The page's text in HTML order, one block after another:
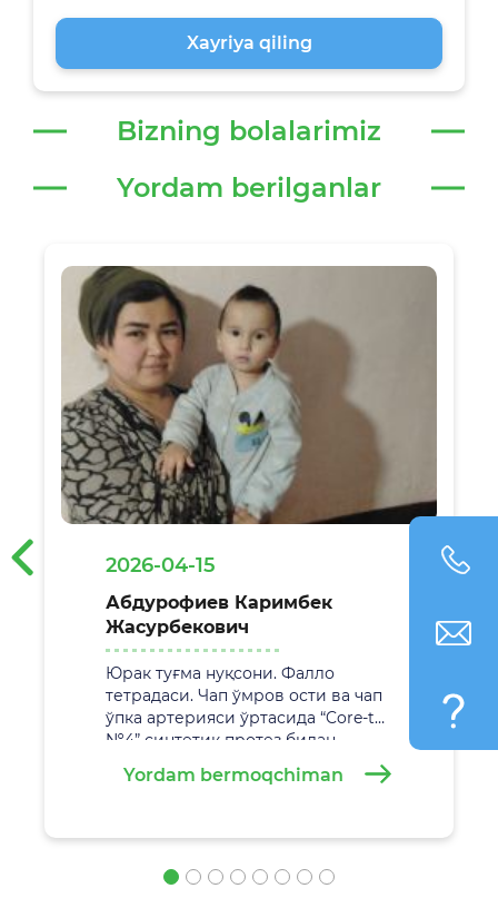
Xayriya qiling
Bizning bolalarimiz
Yordam berilganlar
2026-04-15
Абдурофиев Каримбек
Жасурбекович
Юрак туғма нуқсони. Фалло
тетрадаси. Чап ўмров ости ва чап
ўпка артерияси ўртасида “Core-tax
№4” синтетик протез билан
анастамоз қўйиш. Жаррохлик
амалиёти 29.02.2026 йилда
оширилди.
Yordam bermoqchiman
‹